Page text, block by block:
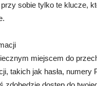
sobie tylko te klucze,
miejscem do
takich jak hasła, numery